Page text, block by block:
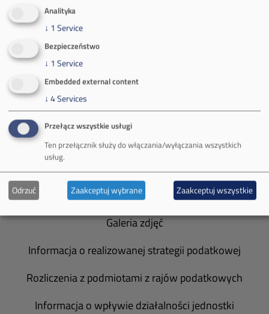
Władze spółki
Spółka Południowy Koncern Węglowy
Zakład Górniczy Brzeszcze
Zakład Górniczy Janina
Zakład Górniczy Sobieski
Galeria zdjęć
Informacja o realizowanej strategii podatkowej
Rozliczenia z podmiotami z rajów podatkowych
Informacja o wpływie działalności jednostki
Analityka
↓ 1 Service
Bezpieczeństwo
↓ 1 Service
Embedded external content
↓ 4Services
Przełącz wszystkie usługi
Ten przełącznik służy do włączania/wyłączania wszystkich
usług.
Odrzuć Zaakceptuj wybrane Zaakceptuj wszystkie